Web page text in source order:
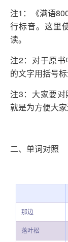
注1：《满语
行标音。这里
读。
注2：对于原
的文字用括号标
注3：大家要
就是为方便大家
二、单词对照
那边
落叶松